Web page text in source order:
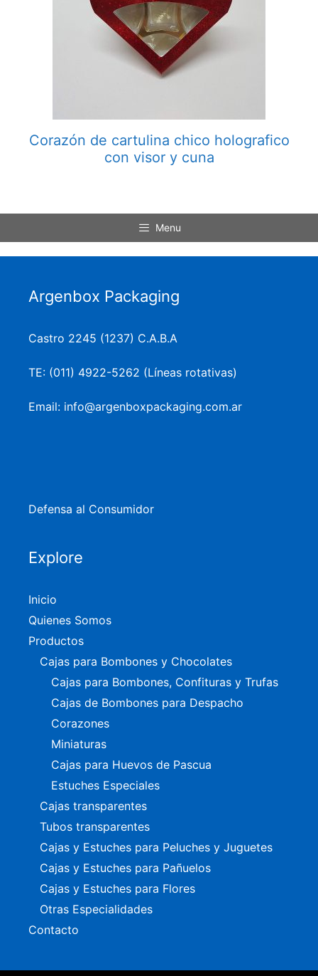
Corazón de cartulina chico holografico
con visor y cuna
Menu
Argenbox Packaging
Castro 2245 (1237) C.A.B.A
TE: (011) 4922-5262 (Líneas rotativas)
Email: info@argenboxpackaging.com.ar
Defensa al Consumidor
Explore
Inicio
Quienes Somos
Productos
Cajas para Bombones y Chocolates
Cajas para Bombones, Confituras y Trufas
Cajas de Bombones para Despacho
Corazones
Miniaturas
Cajas para Huevos de Pascua
Estuches Especiales
Cajas transparentes
Tubos transparentes
Cajas y Estuches para Peluches y Juguetes
Cajas y Estuches para Pañuelos
Cajas y Estuches para Flores
Otras Especialidades
Contacto